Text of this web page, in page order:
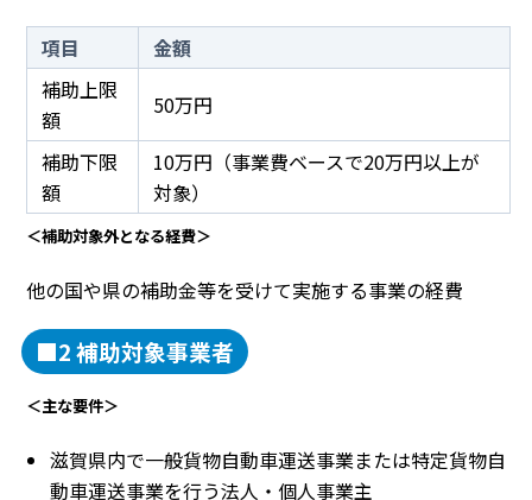
項目
金額
補助上限
額
50万円
補助下限
額
10万円（事業費ベースで20万円以上が
対象）
＜補助対象外となる経費＞
他の国や県の補助金等を受けて実施する事業の経費
■2 補助対象事業者
＜主な要件＞
滋賀県内で一般貨物自動車運送事業または特定貨物自
動車運送事業を行う法人・個人事業主